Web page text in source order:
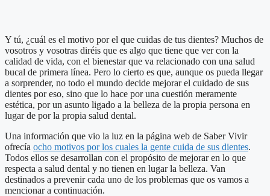
Y tú, ¿cuál es el motivo por el que cuidas de tus dientes? Muchos de
vosotros y vosotras diréis que es algo que tiene que ver con la
calidad de vida, con el bienestar que va relacionado con una salud
bucal de primera línea. Pero lo cierto es que, aunque os pueda llegar
a sorprender, no todo el mundo decide mejorar el cuidado de sus
dientes por eso, sino que lo hace por una cuestión meramente
estética, por un asunto ligado a la belleza de la propia persona en
lugar de por la propia salud dental.
Una información que vio la luz en la página web de Saber Vivir
ofrecía ocho motivos por los cuales la gente cuida de sus dientes.
Todos ellos se desarrollan con el propósito de mejorar en lo que
respecta a salud dental y no tienen en lugar la belleza. Van
destinados a prevenir cada uno de los problemas que os vamos a
mencionar a continuación.